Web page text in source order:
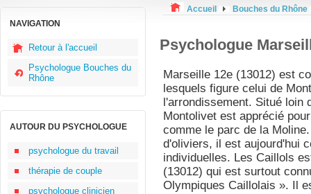
NAVIGATION
Retour à l'accueil
Psychologue Bouches du
Rhône
AUTOUR DU PSYCHOLOGUE
psychologue du travail
thérapie de couple
psychologue clinicien
Accueil Bouches du Rhône
Psychologue
Marseille 12e (13012) est
lesquels figure celui de
l'arrondissement. Situé loin
Montolivet est apprécié
comme le parc de la
d'oliviers, il est aujourd'hui
individuelles. Les Caillols
(13012) qui est surtout
Olympiques Caillolais ». Il